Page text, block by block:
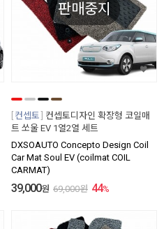
판매중지
컨셉토
컨셉토디자인 확장형 코일매
트 쏘울 EV 1열2열 세트
DXSOAUTO Concepto Design Coil
Car Mat Soul EV (coilmat COIL
CARMAT)
39,000원 69,000원 44%